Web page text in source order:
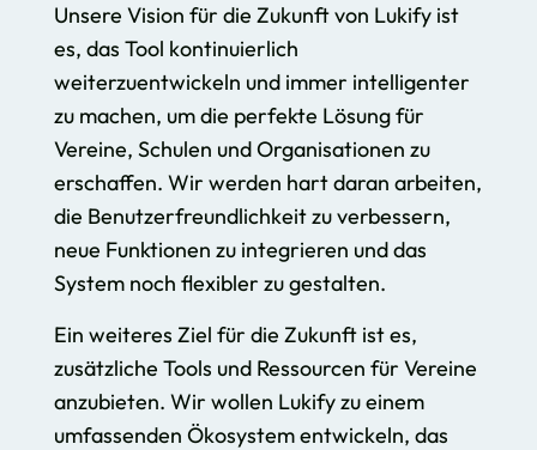
Unsere Vision für die Zukunft von Lukify ist
es, das Tool kontinuierlich
weiterzuentwickeln und immer intelligenter
zu machen, um die perfekte Lösung für
Vereine, Schulen und Organisationen zu
erschaffen. Wir werden hart daran arbeiten,
die Benutzerfreundlichkeit zu verbessern,
neue Funktionen zu integrieren und das
System noch flexibler zu gestalten.
Ein weiteres Ziel für die Zukunft ist es,
zusätzliche Tools und Ressourcen für Vereine
anzubieten. Wir wollen Lukify zu einem
umfassenden Ökosystem entwickeln, das